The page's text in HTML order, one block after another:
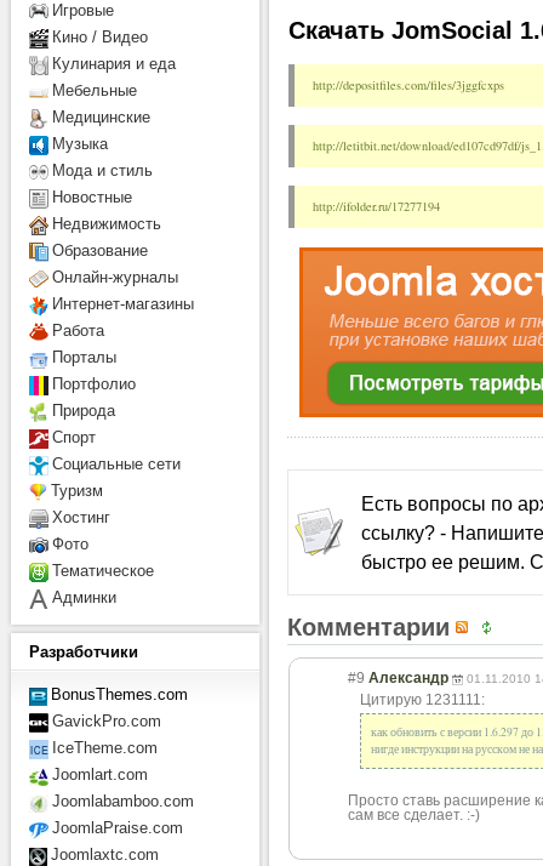
Скачать JomSocial
http://depositfiles.com/files/3jggfcxps
http://letitbit.net/download/ed107cd97df/
http://ifolder.ru/17277194
Есть вопросы по
ссылку? -
быстро ее решим.
Комментарии
#9 Александр 01.11.2010
Цитирую 1231111:
как обновить с версии 1.6.297 до
нигде инструкции на русском не
Просто ставь расширение
сам все сделает. :-)
Игровые
Кино / Видео
Кулинария и еда
Мебельные
Медицинские
Музыка
Мода и стиль
Новостные
Недвижимость
Образование
Онлайн-журналы
Интернет-магазины
Работа
Порталы
Портфолио
Природа
Спорт
Социальные сети
Туризм
Хостинг
Фото
Тематическое
Админки
Разработчики
BonusThemes.com
GavickPro.com
IceTheme.com
Joomlart.com
Joomlabamboo.com
JoomlaPraise.com
Joomlaxtc.com